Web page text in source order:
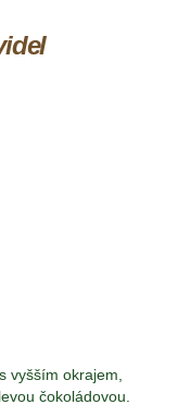
vyšším okrajem,
čokoládovou.